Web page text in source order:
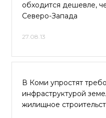
обходится дешевле,
Северо-Запада
27.08.13
В Коми упростят
инфраструктурой
жилищное